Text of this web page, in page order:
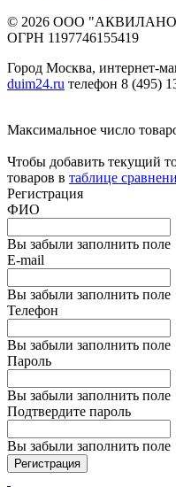
© 2026 ООО
ОГРН 1197746155419
Город Москва, интернет-
duim24.ru телефон 8 (495)
Максимальное число
Чтобы добавить текущий
товаров в таблице
Регистрация
ФИО
Вы забыли заполнить поле
E-mail
Вы забыли заполнить поле
Телефон
Вы забыли заполнить поле
Пароль
Вы забыли заполнить поле
Подтвердите пароль
Вы забыли заполнить поле
Регистрация